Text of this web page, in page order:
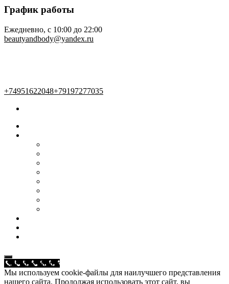
График работы
Ежедневно, с 10:00 до 22:00
beautyandbody@yandex.ru
+74951622048+79197277035
Call Now Button
Мы используем cookie-файлы для наилучшего представления
нашего сайта. Продолжая использовать этот сайт, вы